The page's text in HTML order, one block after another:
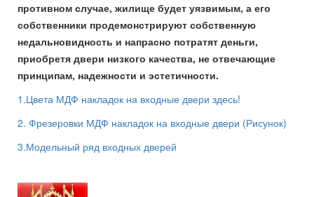
противном случае, жилище будет уязвимым, а его
собственники продемонстрируют собственную
недальновидность и напрасно потратят деньги,
приобретя двери низкого качества, не отвечающие
принципам, надежности и эстетичности.
1.Цвета МДФ накладок на входные двери здесь!
2. Фрезеровки МДФ накладок на входные двери (Рисунок)
3.Модельный ряд входных дверей